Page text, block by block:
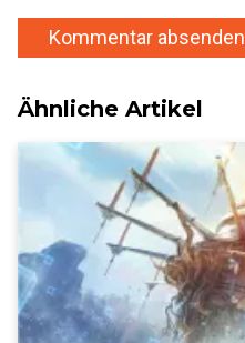
Kommentar absenden
Ähnliche Artikel